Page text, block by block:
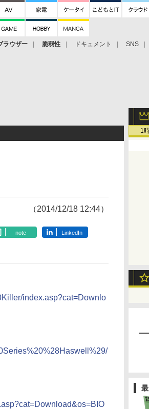
ラウザー 脆弱性 ドキュメント SNS
1
（2014/12/18 12:44）
note LinkedIn
index.asp?cat=Downlo